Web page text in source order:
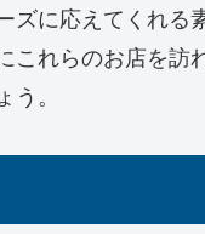
ズに応えてくれる
これらのお店を訪
う。